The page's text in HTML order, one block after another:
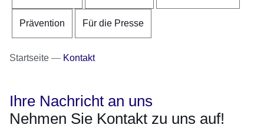
Prävention Für die Presse
Startseite Kontakt
Ihre Nachricht an uns
Nehmen Sie Kontakt zu uns auf!